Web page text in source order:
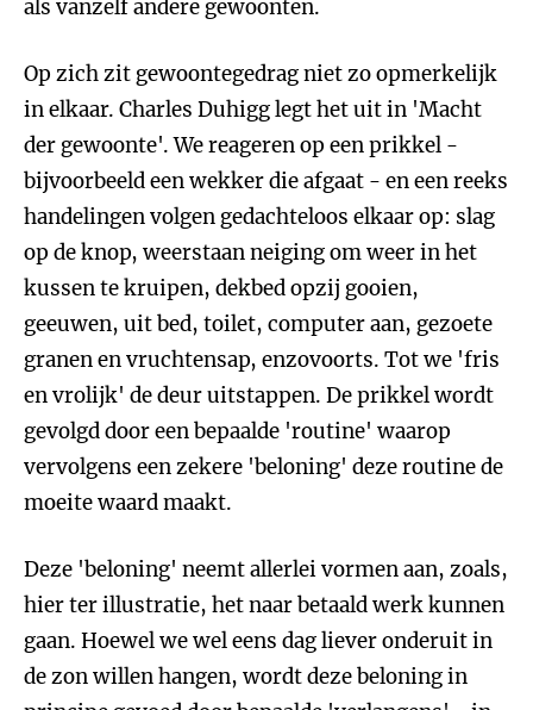
als vanzelf andere gewoonten.
Op zich zit gewoontegedrag niet zo opmerkelijk
in elkaar. Charles Duhigg legt het uit in 'Macht
der gewoonte'. We reageren op een prikkel -
bijvoorbeeld een wekker die afgaat - en een reeks
handelingen volgen gedachteloos elkaar op: slag
op de knop, weerstaan neiging om weer in het
kussen te kruipen, dekbed opzij gooien,
geeuwen, uit bed, toilet, computer aan, gezoete
granen en vruchtensap, enzovoorts. Tot we 'fris
en vrolijk' de deur uitstappen. De prikkel wordt
gevolgd door een bepaalde 'routine' waarop
vervolgens een zekere 'beloning' deze routine de
moeite waard maakt.
Deze 'beloning' neemt allerlei vormen aan, zoals,
hier ter illustratie, het naar betaald werk kunnen
gaan. Hoewel we wel eens dag liever onderuit in
de zon willen hangen, wordt deze beloning in